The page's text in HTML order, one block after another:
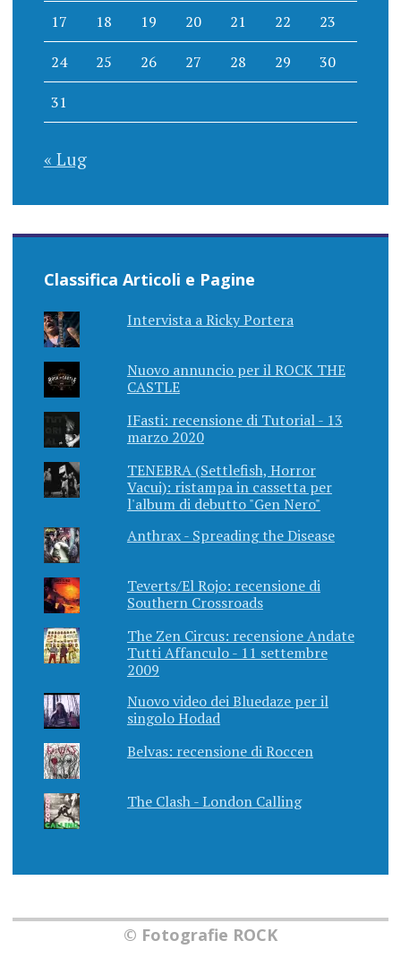
17 18 19 20 21 22 23
24 25 26 27 28 29 30
31
« Lug
Classifica Articoli e Pagine
Intervista a Ricky Portera
Nuovo annuncio per il ROCK THE
CASTLE
IFasti: recensione di Tutorial - 13
marzo 2020
TENEBRA (Settlefish, Horror
Vacui): ristampa in cassetta per
l'album di debutto "Gen Nero"
Anthrax - Spreading the Disease
Teverts/El Rojo: recensione di
Southern Crossroads
The Zen Circus: recensione Andate
Tutti Affanculo - 11 settembre
2009
Nuovo video dei Bluedaze per il
singolo Hodad
Belvas: recensione di Roccen
The Clash - London Calling
© Fotografie ROCK